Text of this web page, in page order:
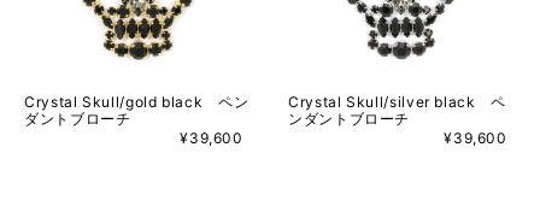
Crystal Skull/gold black ペン
ダントブローチ
¥39,600
Crystal Skull/silver black ペ
ンダントブローチ
¥39,600